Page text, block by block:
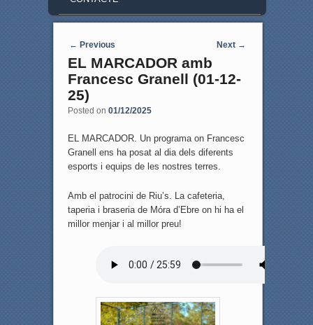
Post navigation
← Previous Next →
EL MARCADOR amb
Francesc Granell (01-12-
25)
Posted on 01/12/2025
EL MARCADOR. Un programa on Francesc
Granell ens ha posat al dia dels diferents
esports i equips de les nostres terres.
Amb el patrocini de Riu’s. La cafeteria,
taperia i braseria de Móra d’Ebre on hi ha el
millor menjar i al millor preu!